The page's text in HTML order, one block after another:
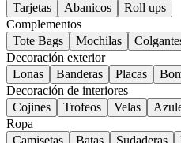
Tarjetas
Abanicos
Roll ups
Complementos
Tote Bags
Mochilas
Decoración exterior
Lonas
Banderas Placas
Decoración de interiores
Cojines
Trofeos Velas
Ropa
Camisetas
Batas Sudaderas